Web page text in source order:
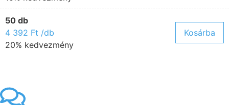
50 db
4 392 Ft /db
20% kedvezmény
Kosárba